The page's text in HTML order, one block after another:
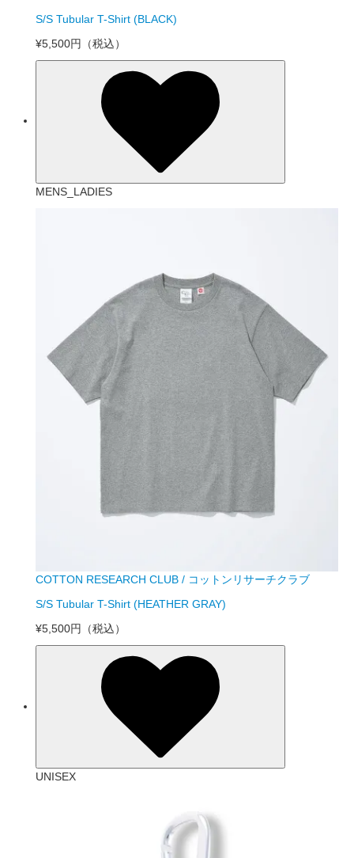
S/S Tubular T-Shirt (BLACK)
¥5,500円
（税込）
MENS_LADIES
COTTON RESEARCH CLUB / コットンリサーチクラブ
S/S Tubular T-Shirt (HEATHER GRAY)
¥5,500円
（税込）
UNISEX